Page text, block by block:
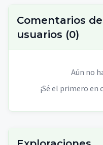
Comentarios de
usuarios (0)
Aún no
¡Sé el primero